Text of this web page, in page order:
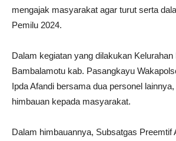
mengajak masyarakat agar turut serta
Pemilu 2024.
Dalam kegiatan yang dilakukan
Bambalamotu kab. Pasangkayu
Ipda Afandi bersama dua personel
himbauan kepada masyarakat.
Dalam himbauannya, Subsatgas Preemtif